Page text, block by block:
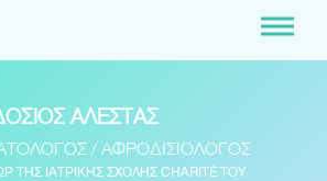
ΑΛΕΣΤΑΣ
/ ΑΦΡΟΔΙΣΙΟΛΟΓΟΣ
ΤΗΣ ΙΑΤΡΙΚΗΣ ΣΧΟΛΗΣ CHARITÉ ΤΟΥ